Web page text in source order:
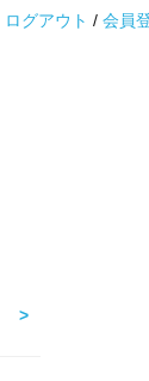
ログアウト / 会員